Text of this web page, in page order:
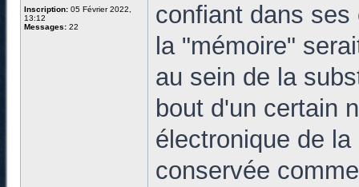
Inscription: 05 Février 2022,
13:12
Messages: 22
confiant dans
la "mémoire"
au sein de la
bout d'un certain
électronique de
conservée